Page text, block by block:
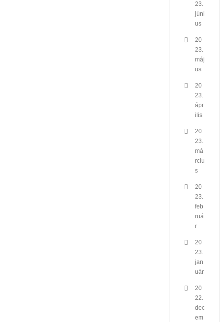
23.
júni
us
20
23.
máj
us
20
23.
ápr
ilis
20
23.
má
rciu
s
20
23.
feb
ruá
r
20
23.
jan
uár
20
22.
dec
em